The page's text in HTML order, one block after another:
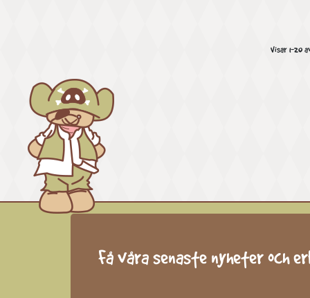
Visar 1-20
Få våra senaste nyheter och